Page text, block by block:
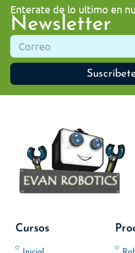
Enterate de lo ultimo en
Newsletter
Cursos